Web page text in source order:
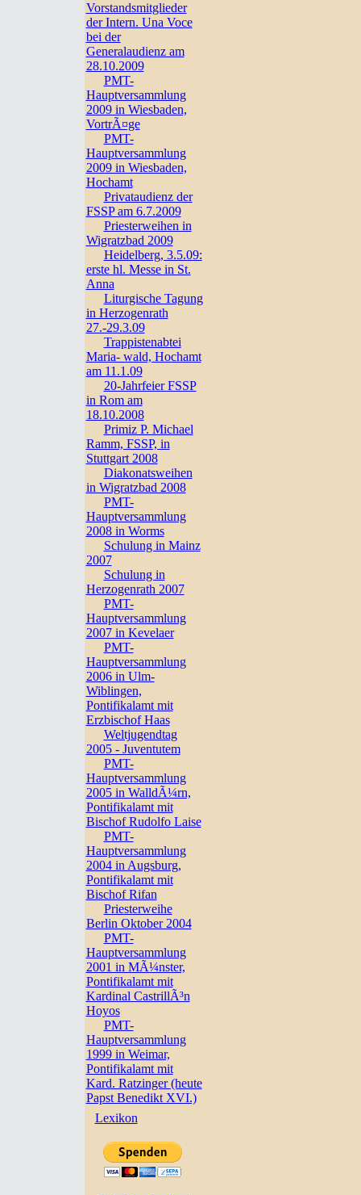
Vorstandsmitglieder
der Intern. Una Voce
bei der
Generalaudienz am
28.10.2009
PMT-
Hauptversammlung
2009 in Wiesbaden,
VortrÃ¤ge
PMT-
Hauptversammlung
2009 in Wiesbaden,
Hochamt
Privataudienz der
FSSP am 6.7.2009
Priesterweihen in
Wigratzbad 2009
Heidelberg, 3.5.09:
erste hl. Messe in St.
Anna
Liturgische Tagung
in Herzogenrath
27.-29.3.09
Trappistenabtei
Maria- wald, Hochamt
am 11.1.09
20-Jahrfeier FSSP
in Rom am
18.10.2008
Primiz P. Michael
Ramm, FSSP, in
Stuttgart 2008
Diakonatsweihen
in Wigratzbad 2008
PMT-
Hauptversammlung
2008 in Worms
Schulung in Mainz
2007
Schulung in
Herzogenrath 2007
PMT-
Hauptversammlung
2007 in Kevelaer
PMT-
Hauptversammlung
2006 in Ulm-
Wiblingen,
Pontifikalamt mit
Erzbischof Haas
Weltjugendtag
2005 - Juventutem
PMT-
Hauptversammlung
2005 in WalldÃ¼rn,
Pontifikalamt mit
Bischof Rudolfo Laise
PMT-
Hauptversammlung
2004 in Augsburg,
Pontifikalamt mit
Bischof Rifan
Priesterweihe
Berlin Oktober 2004
PMT-
Hauptversammlung
2001 in MÃ¼nster,
Pontifikalamt mit
Kardinal CastrillÃ³n
Hoyos
PMT-
Hauptversammlung
1999 in Weimar,
Pontifikalamt mit
Kard. Ratzinger (heute
Papst Benedikt XVI.)
Lexikon